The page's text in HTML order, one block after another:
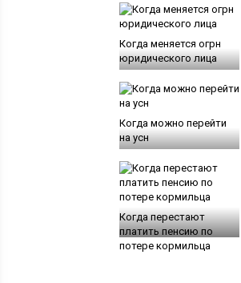
Когда меняется огрн
юридического лица
Когда можно перейти
на усн
Когда перестают
платить пенсию по
потере кормильца